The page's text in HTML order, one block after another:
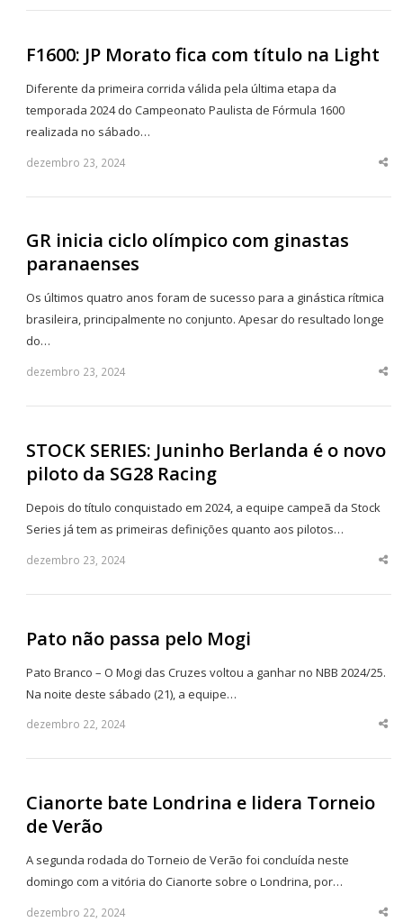
F1600: JP Morato fica com título na Light
Diferente da primeira corrida válida pela última etapa da
temporada 2024 do Campeonato Paulista de Fórmula 1600
realizada no sábado…
dezembro 23, 2024
GR inicia ciclo olímpico com ginastas
paranaenses
Os últimos quatro anos foram de sucesso para a ginástica rítmica
brasileira, principalmente no conjunto. Apesar do resultado longe
do…
dezembro 23, 2024
STOCK SERIES: Juninho Berlanda é o novo
piloto da SG28 Racing
Depois do título conquistado em 2024, a equipe campeã da Stock
Series já tem as primeiras definições quanto aos pilotos…
dezembro 23, 2024
Pato não passa pelo Mogi
Pato Branco – O Mogi das Cruzes voltou a ganhar no NBB 2024/25.
Na noite deste sábado (21), a equipe…
dezembro 22, 2024
Cianorte bate Londrina e lidera Torneio
de Verão
A segunda rodada do Torneio de Verão foi concluída neste
domingo com a vitória do Cianorte sobre o Londrina, por…
dezembro 22, 2024